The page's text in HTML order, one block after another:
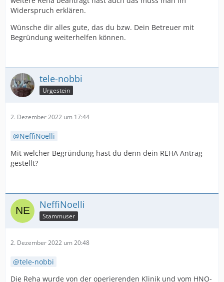
Widerspruch erklären.
Wünsche dir alles gute, das du bzw. Dein Betreuer mit
Begründung weiterhelfen können.
tele-nobbi
Urgestein
2. Dezember 2022 um 17:44
NeffiNoelli
Mit welcher Begründung hast du denn dein REHA Antrag
gestellt?
NeffiNoelli
Stammuser
2. Dezember 2022 um 20:48
tele-nobbi
Die Reha wurde von der operierenden Klinik und vom HNO-